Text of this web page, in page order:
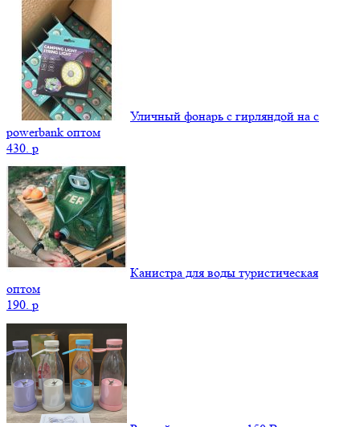
Уличный фонарь с гирляндой на с
powerbank оптом
430. p
Канистра для воды туристическая
оптом
190. p